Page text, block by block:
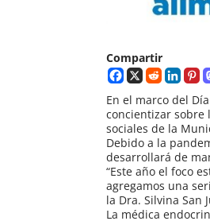
Compartir
En el marco del
concientizar sobre
sociales de la
Debido a la
desarrollará de
“Este año el foco
agregamos una
la Dra. Silvina San
La médica